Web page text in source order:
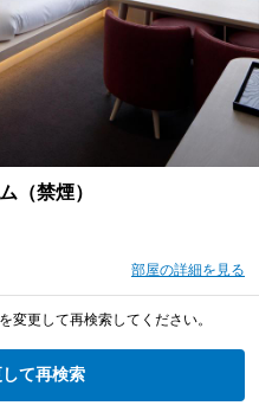
（禁煙）
部屋の詳細を見る
変更して再検索してください。
て再検索